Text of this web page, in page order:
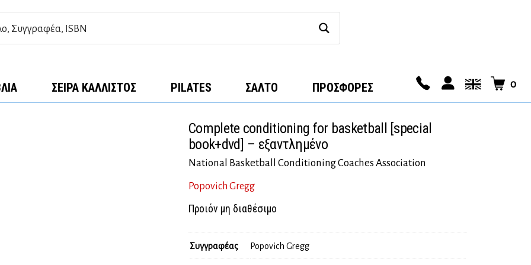
ΣΕΙΡΆ ΚΆΛΛΙΣΤΟΣ PILATES ΣΑΛΤΟ ΠΡΟΣΦΟΡΕΣ 0
Complete conditioning for basketball [special
book+dvd] – εξαντλημένο
National Basketball Conditioning Coaches Association
Popovich Gregg
Προιόν μη διαθέσιμο
Συγγραφέας Popovich Gregg